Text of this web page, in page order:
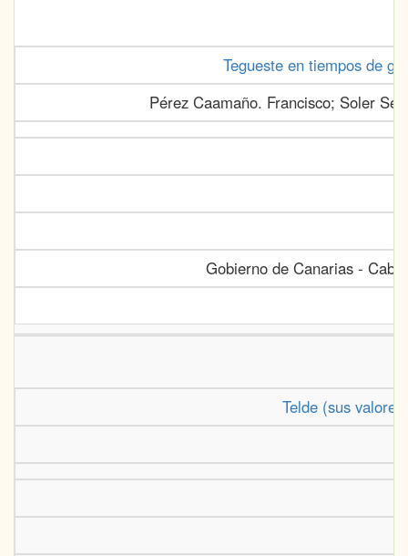
Tegueste en tiempos de
Pérez Caamaño. Francisco; Soler
Gobierno de Canarias -
Telde (sus